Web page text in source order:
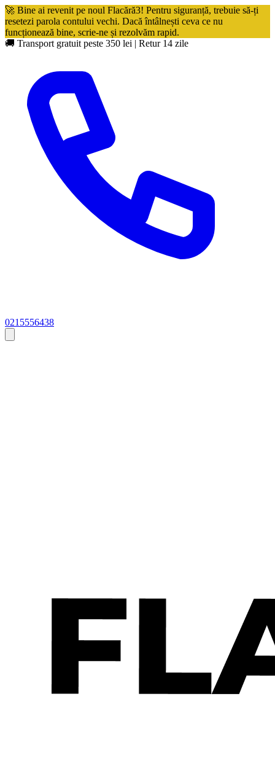
🚀 Bine ai revenit pe noul Flacără3! Pentru siguranță, trebuie să-ți
resetezi parola contului vechi. Dacă întâlnești ceva ce nu
funcționează bine, scrie-ne și rezolvăm rapid.
🚚 Transport gratuit peste 350 lei | Retur 14 zile
0215556438